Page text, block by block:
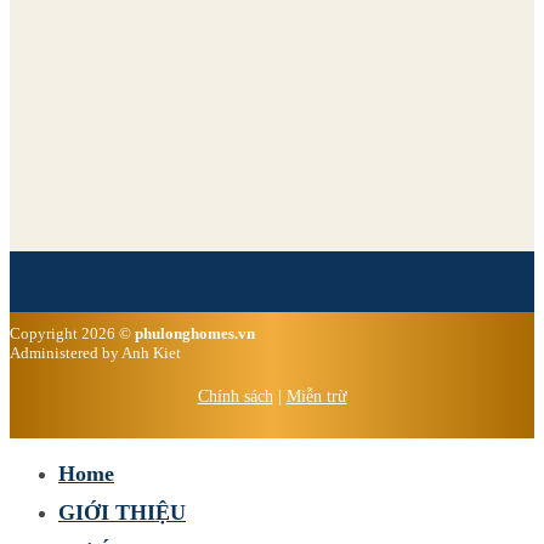
Copyright 2026 © phulonghomes.vn
Administered by Anh Kiet
Chính sách| Miễn trừ
Home
GIỚI THIỆU